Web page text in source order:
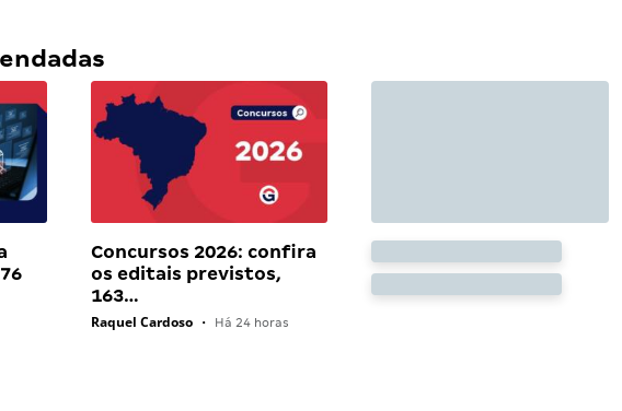
Concursos 2026: confira
os editais previstos,
163…
Raquel Cardoso • Há 24 horas